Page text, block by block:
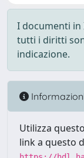
I documenti in
tutti i diritti
indicazione.
Utilizza
link a questo